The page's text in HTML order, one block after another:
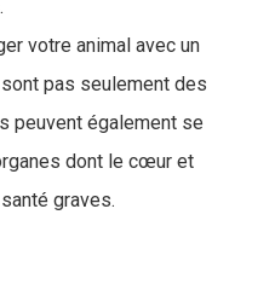
votre animal avec un
pas seulement des
peuvent également se
dont le cœur et
graves.